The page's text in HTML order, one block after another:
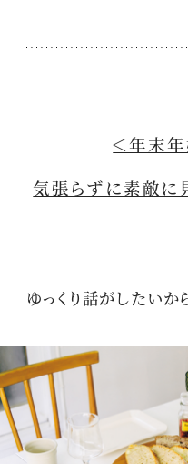
＜年末
気張らずに素敵に
ゆっくり話がしたい